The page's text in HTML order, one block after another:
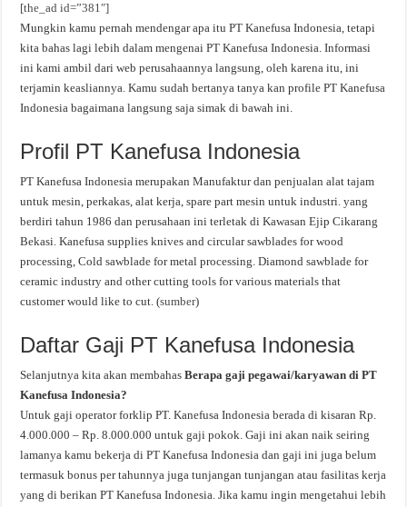
[the_ad id=”381″]
Mungkin kamu pernah mendengar apa itu PT Kanefusa Indonesia, tetapi
kita bahas lagi lebih dalam mengenai PT Kanefusa Indonesia. Informasi
ini kami ambil dari web perusahaannya langsung, oleh karena itu, ini
terjamin keasliannya. Kamu sudah bertanya tanya kan profile PT Kanefusa
Indonesia bagaimana langsung saja simak di bawah ini.
Profil PT Kanefusa Indonesia
PT Kanefusa Indonesia merupakan Manufaktur dan penjualan alat tajam
untuk mesin, perkakas, alat kerja, spare part mesin untuk industri. yang
berdiri tahun 1986 dan perusahaan ini terletak di Kawasan Ejip Cikarang
Bekasi. Kanefusa supplies knives and circular sawblades for wood
processing, Cold sawblade for metal processing. Diamond sawblade for
ceramic industry and other cutting tools for various materials that
customer would like to cut. (sumber)
Daftar Gaji PT Kanefusa Indonesia
Selanjutnya kita akan membahasBerapa gaji pegawai/karyawan di PT
Kanefusa Indonesia?
Untuk gaji operator forklip PT. Kanefusa Indonesia berada di kisaran Rp.
4.000.000 – Rp. 8.000.000 untuk gaji pokok. Gaji ini akan naik seiring
lamanya kamu bekerja di PT Kanefusa Indonesia dan gaji ini juga belum
termasuk bonus per tahunnya juga tunjangan tunjangan atau fasilitas kerja
yang di berikan PT Kanefusa Indonesia. Jika kamu ingin mengetahui lebih